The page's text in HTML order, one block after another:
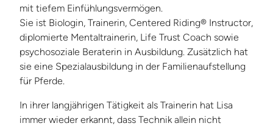
mit tiefem Einfühlungsvermögen.
Sie ist Biologin, Trainerin, Centered Riding® Instructor,
diplomierte Mentaltrainerin, Life Trust Coach sowie
psychosoziale Beraterin in Ausbildung. Zusätzlich hat
sie eine Spezialausbildung in der Familienaufstellung
für Pferde.
In ihrer langjährigen Tätigkeit als Trainerin hat Lisa
immer wieder erkannt, dass Technik allein nicht